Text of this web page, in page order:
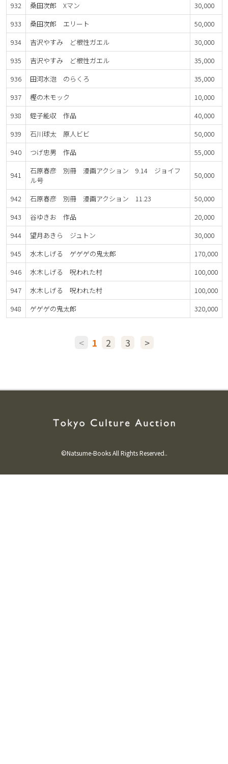
932
桑田次郎 Xマン
30,000
933
桑田次郎 エリート
50,000
934
吉沢やすみ ど根性ガエル
30,000
935
吉沢やすみ ど根性ガエル
35,000
936
田河水泡 のらくろ
35,000
937
樫の木モック
10,000
938
蛭子能収 作品
40,000
939
石川球太 原人ビビ
50,000
940
つげ忠男 作品 55,000
941
石原春彦 別冊 漫画アクション 9.14 ジョイフ
ル号
50,000
942 石原春彦 別冊 漫画アクション 11.23
50,000
943
谷ゆきお 作品
20,000
944
望月あきら ジュトン
30,000
945
水木しげる ゲゲゲの鬼太郎
170,000
946
水木しげる 呪われた村
100,000
947
水木しげる 呪われた村
100,000
948
ゲゲゲの鬼太郎 320,000
< 1 2 3 >
©Natsume-Books All Rights Reserved..